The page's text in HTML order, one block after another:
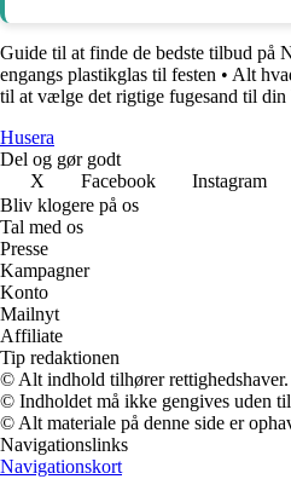
Guide til at finde de bedste tilbud på
engangs plastikglas til festen • Alt
til at vælge det rigtige fugesand til
Husera
Del og gør godt
X
Facebook Instagram
Bliv klogere på os
Tal med os
Presse
Kampagner
Konto
Mailnyt
Affiliate
Tip redaktionen
© Alt indhold tilhører rettighedshaver.
© Indholdet må ikke gengives uden
© Alt materiale på denne side er
Navigationslinks
Navigationskort